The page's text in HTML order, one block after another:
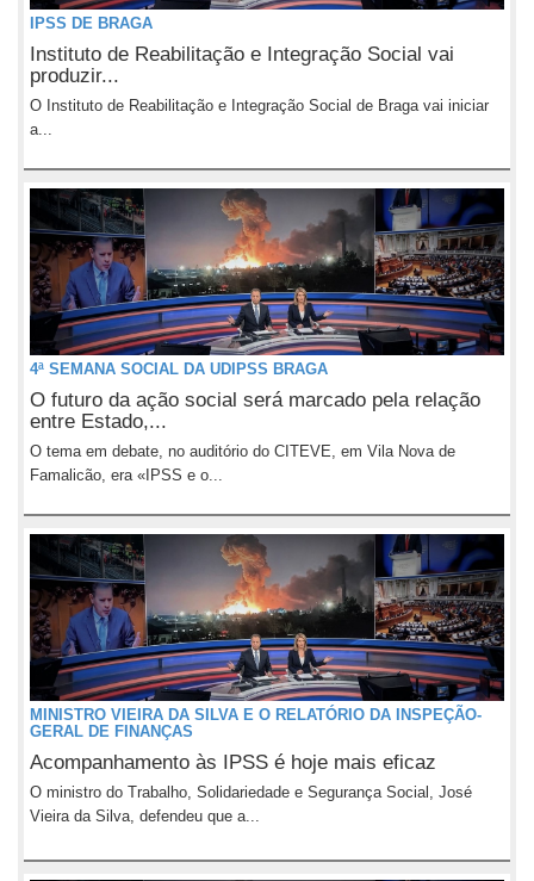
IPSS DE BRAGA
Instituto de Reabilitação e Integração Social vai
produzir...
O Instituto de Reabilitação e Integração Social de Braga vai iniciar
a...
4ª SEMANA SOCIAL DA UDIPSS BRAGA
O futuro da ação social será marcado pela relação
entre Estado,...
O tema em debate, no auditório do CITEVE, em Vila Nova de
Famalicão, era «IPSS e o...
MINISTRO VIEIRA DA SILVA E O RELATÓRIO DA INSPEÇÃO-
GERAL DE FINANÇAS
Acompanhamento às IPSS é hoje mais eficaz
O ministro do Trabalho, Solidariedade e Segurança Social, José
Vieira da Silva, defendeu que a...